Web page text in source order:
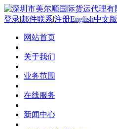
登录|邮件联系|注册English中文版
网站首页
关于我们
业务范围
在线服务
新闻中心